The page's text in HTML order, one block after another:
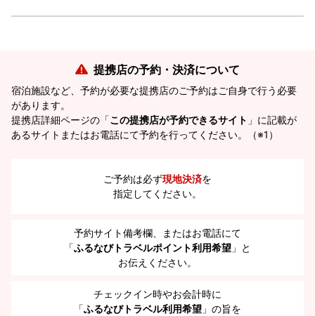
提携店の予約・決済について
宿泊施設など、予約が必要な提携店のご予約はご自身で行う必要
があります。
提携店詳細ページの「この提携店が予約できるサイト 」に記載が
あるサイトまたはお電話にて予約を行ってください。（※1）
ご予約は必ず現地決済を
指定してください。
予約サイト備考欄、またはお電話にて
「ふるなびトラベルポイント利用希望 」と
お伝えください。
チェックイン時やお会計時に
「ふるなびトラベル利用希望 」の旨を